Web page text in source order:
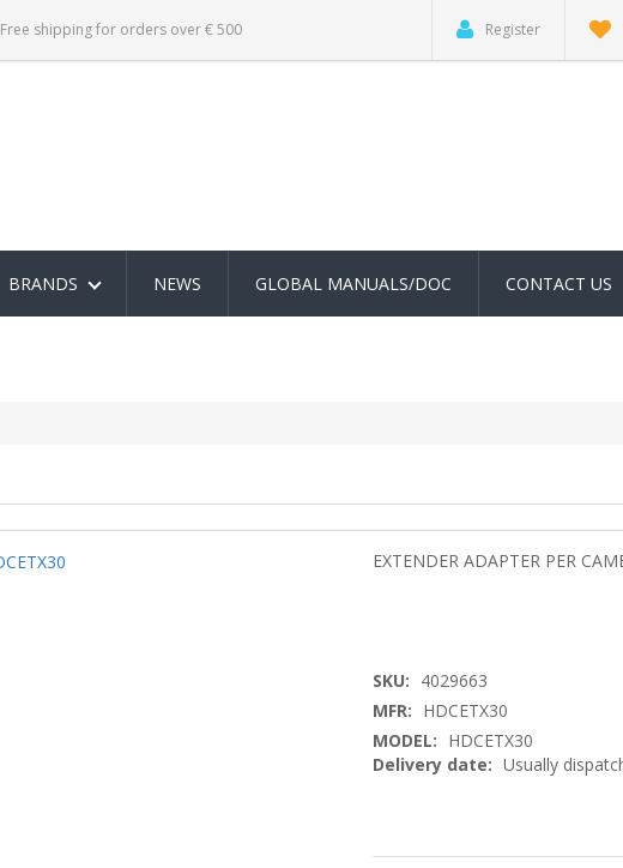
Free shipping for orders over € 500 Register
BRANDS NEWS GLOBAL MANUALS/DOC CONTACT US
EXTENDER ADAPTER PER
SKU: 4029663
MFR: HDCETX30
MODEL: HDCETX30
Delivery date: Usually